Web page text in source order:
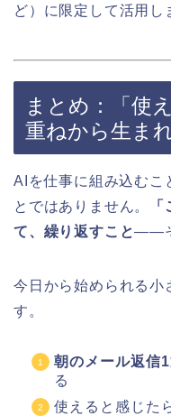
ど）に限定して活用し
まとめ：「使
重ねから生ま
AIを仕事に組み込むこ
とではありません。
て、繰り返すこと——そ
今日から始められる小
す。
朝のメール返信
る
使えると感じた